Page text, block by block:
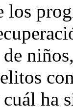
los
ha